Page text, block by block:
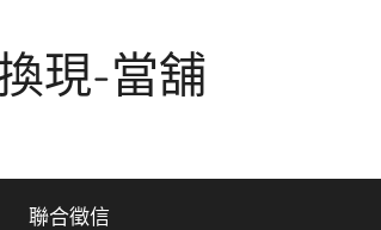
現-當舖
聯合徵信